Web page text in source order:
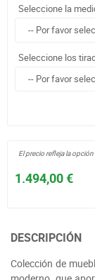
Seleccione la
Seleccione los
1.494,00 €
El precio refleja la
DESCRIPCIÓN
Colección de